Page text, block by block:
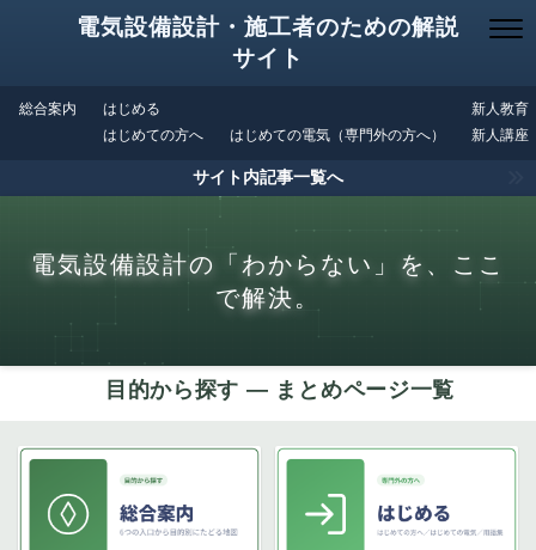
電気設備設計・施工者のための解説
サイト
総合案内
はじめる
はじめての方へ
はじめての電気（専門外の方へ）
新人教育
新人講座
サイト内記事一覧へ
電気設備設計の「わからない」を、ここ
で解決。